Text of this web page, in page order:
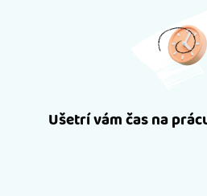
Ušetrí vám čas na